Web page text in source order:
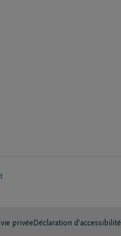
privée Déclaration d’accessibilité